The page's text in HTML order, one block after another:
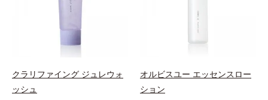
オルビス内スキンケアシリーズの保
と*4 角層まで*5 うるおいによ
る*6 乾燥、ハリ・ツヤのなさ
*7 乾燥による*8 保湿成分*9
ロニセラカエルレア果汁、ノバラエ
キス配合＝うるおいを与えハリと透
明感に満ちた肌へ導く保湿成分
オルビス内スキンケアシリーズの保
湿力*3 年齢に応じたお手入れのこ
と*4 剥がれずに肌に蓄積した古い
る物理的効果*7 うるおいによる
*8 乾燥、ハリ・ツヤのなさ*9
保湿成分*10 ロニセラカエルレア
くすみ(*6)などが現れている状態で
で大人の肌印象に大きな影響を与え
ていることが分かりました。そこで
オルビスユー ドットシリーズは美
容成分(*7)として「G.D.F.アクティ
ベーター(*8)」を配合。そして、従
来から配合している美白有効成分
クリームのようにぴたっと密着。乾
燥による小ジワを目立たなく(*1)
し、つるんとしたハリ肌に仕上げま
と光を拡散させ、メイク×スキンケ
アのW効果で軽やかな美肌を印象づ
けます。紫外線吸収剤フリーなのに
クラリファイング ジュレウォ
ッシュ
オルビスユー エッセンスロー
ション